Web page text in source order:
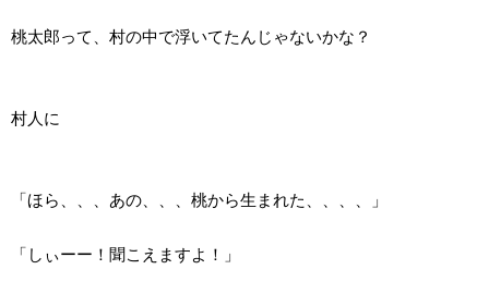
桃太郎って、村の中で浮いてたんじゃないかな？
村人に
「ほら、、、あの、、、桃から生まれた、、、、」
「しぃーー！聞こえますよ！」